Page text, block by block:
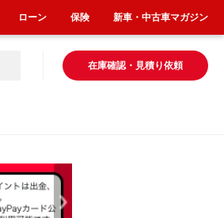
在庫確認・見積り依頼
ローン 保険 新車・中古車マガジン